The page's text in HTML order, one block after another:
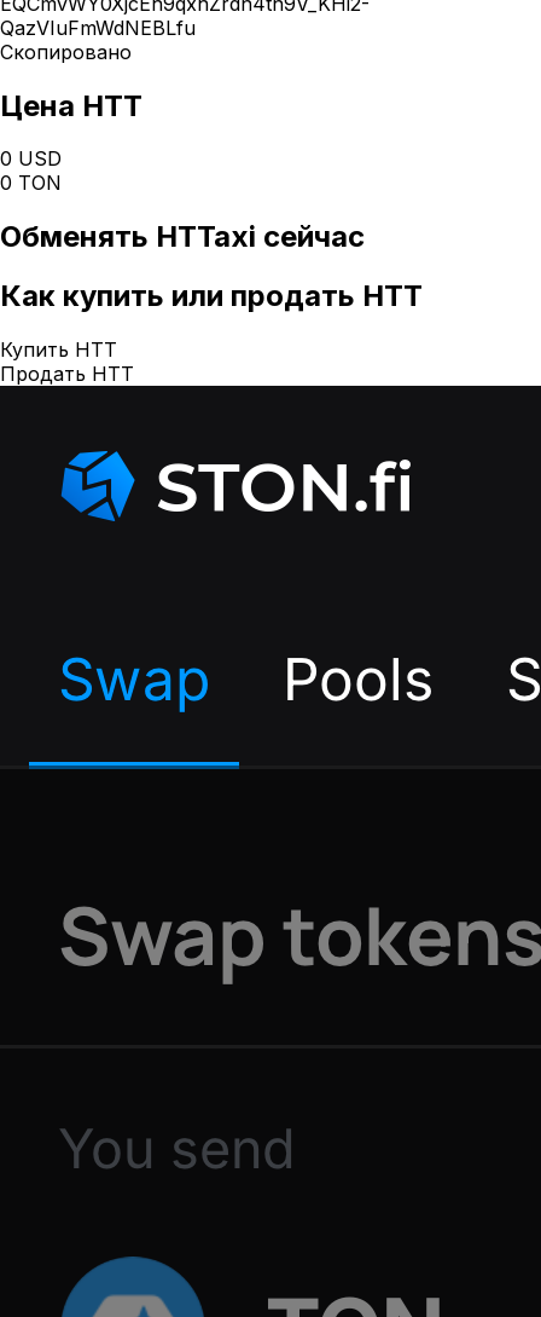
QazVIuFmWdNEBLfu
Скопировано
Цена HTT
0 USD
0 TON
Обменять HTTaxi сейчас
Как купить или продать HTT
Купить HTT
Продать HTT